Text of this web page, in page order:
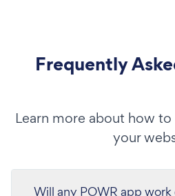
Frequently
Learn more about how
your
Will any POWR app